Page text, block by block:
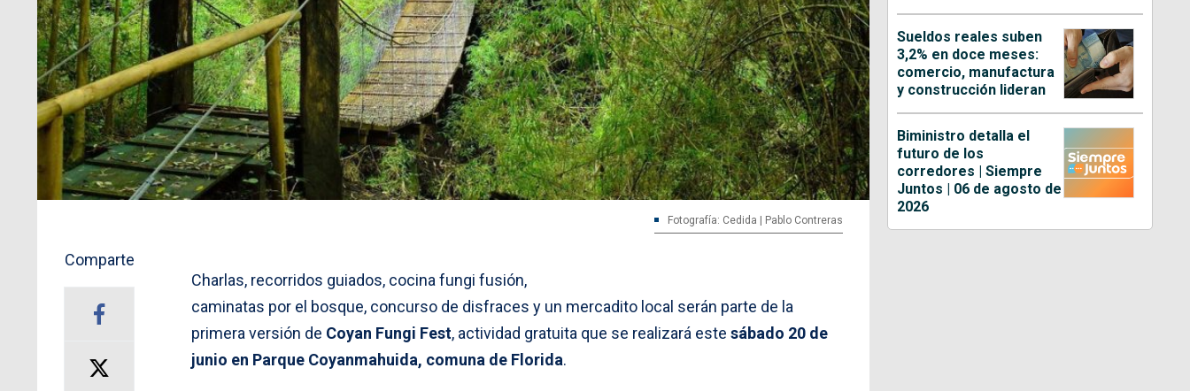
Fotografía: Cedida | Pablo Contreras
Comparte
Charlas, recorridos guiados, cocina fungi fusión,
caminatas por el bosque, concurso de disfraces y un mercadito local serán parte de la
primera versión de Coyan Fungi Fest, actividad gratuita que se realizará este sábado 20 de
junio en Parque Coyanmahuida, comuna de Florida.
Sueldos reales suben
3,2% en doce meses:
comercio, manufactura
y construcción lideran
Biministro detalla el
futuro de los
corredores | Siempre
Juntos | 06 de agosto de
2026